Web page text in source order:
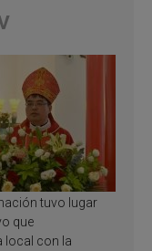
tuvo lugar
que
local con la